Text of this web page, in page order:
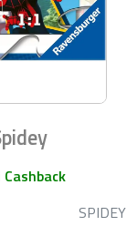
SPIDEY